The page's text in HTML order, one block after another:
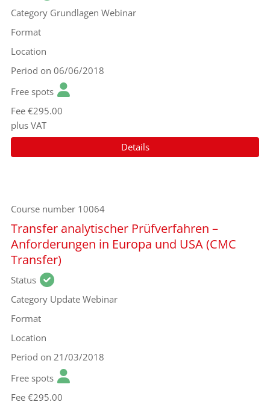
Category Grundlagen Webinar
Format
Location
Period on 06/06/2018
Free spots
Fee €295.00
plus VAT
Details
Course number 10064
Transfer analytischer Prüfverfahren –
Anforderungen in Europa und USA (CMC
Transfer)
Status
Category Update Webinar
Format
Location
Period on 21/03/2018
Free spots
Fee €295.00